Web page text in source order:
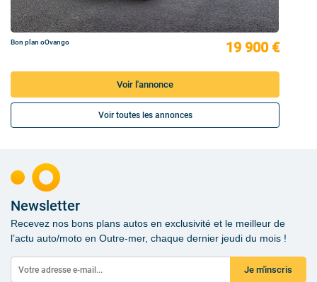
Bon plan oOvango 19 900 €
Voir l'annonce
Voir toutes les annonces
Newsletter
Recevez nos bons plans autos en exclusivité et le meilleur de
l’actu auto/moto en Outre-mer, chaque dernier jeudi du mois !
Je m'inscris